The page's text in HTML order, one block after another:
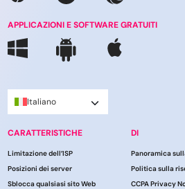
APPLICAZIONI E SOFTWARE GRATUITI
Italiano
CARATTERISTICHE
Limitazione dell’ISP
Posizioni dei server
Sblocca qualsiasi sito Web
DI
Panoramica
Politica sulla
CCPA Privacy